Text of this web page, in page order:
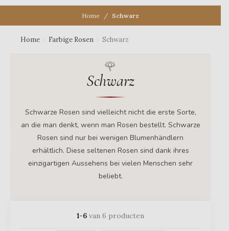
Home Schwarz
Home Farbige Rosen Schwarz
Schwarz
Schwarze Rosen sind vielleicht nicht die erste Sorte,
an die man denkt, wenn man Rosen bestellt. Schwarze
Rosen sind nur bei wenigen Blumenhändlern
erhältlich. Diese seltenen Rosen sind dank ihres
einzigartigen Aussehens bei vielen Menschen sehr
beliebt.
1-6 van 6 producten